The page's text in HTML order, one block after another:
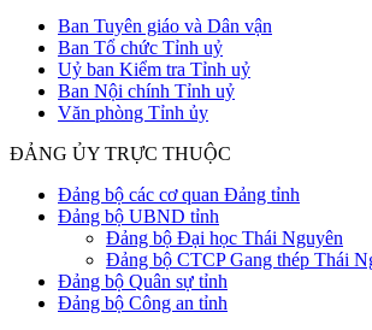
Ban Tuyên giáo và Dân vận
Ban Tổ chức Tỉnh uỷ
Uỷ ban Kiểm tra Tỉnh uỷ
Ban Nội chính Tỉnh uỷ
Văn phòng Tỉnh ủy
ĐẢNG ỦY TRỰC THUỘC
Đảng bộ các cơ quan Đảng tỉnh
Đảng bộ UBND tỉnh
Đảng bộ Đại học Thái Nguyên
Đảng bộ CTCP Gang thép Thái
Đảng bộ Quân sự tỉnh
Đảng bộ Công an tỉnh